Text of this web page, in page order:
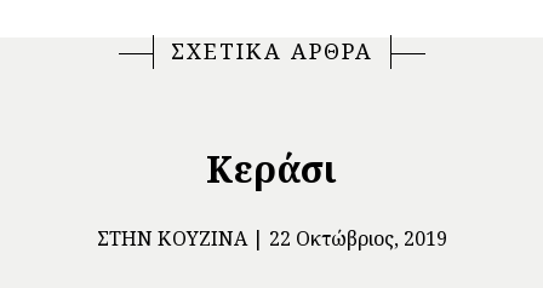
ΣΧΕΤΙΚΑ ΑΡΘΡΑ
Κεράσι
ΣΤΗΝ ΚΟΥΖΊΝΑ 22 Οκτώβριος, 2019